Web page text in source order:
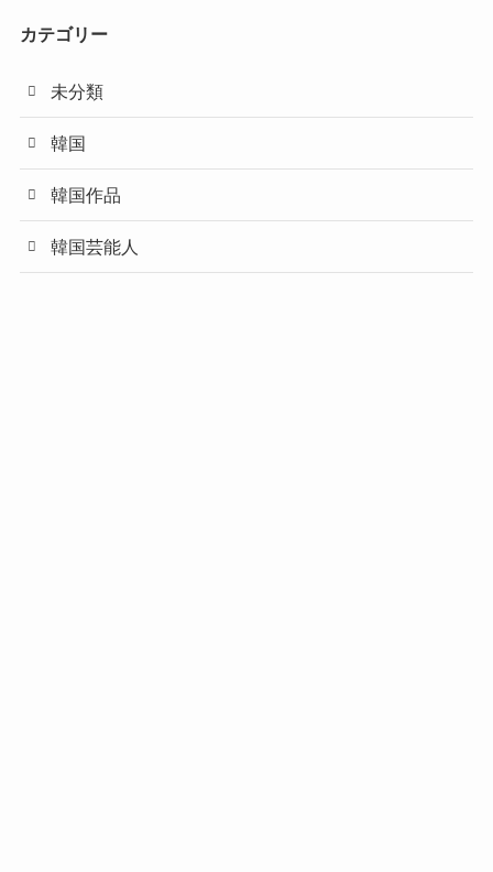
カテゴリー
未分類
韓国
韓国作品
韓国芸能人